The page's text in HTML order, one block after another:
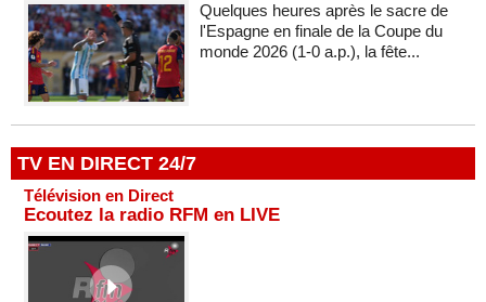
Quelques heures après le sacre de
l'Espagne en finale de la Coupe du
monde 2026 (1-0 a.p.), la fête...
TV EN DIRECT 24/7
Télévision en Direct
Ecoutez la radio RFM en LIVE